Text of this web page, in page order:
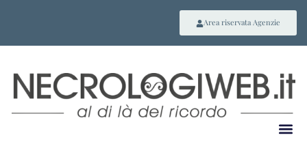
Area riservata Agenzie